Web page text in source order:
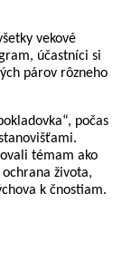
vekové
účastníci si
párov rôzneho
počas
témam ako
života,
k čnostiam.